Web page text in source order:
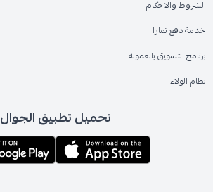
الشروط والاحكام
خدمة دفع تمارا
برنامج التسويق بالعمولة
نظام الولاء
تحميل تطبيق الجوال